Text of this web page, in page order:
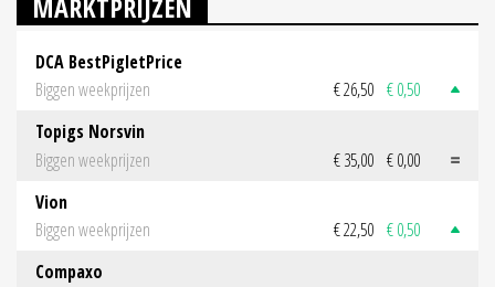
DCA BestPigletPrice
Biggen weekprijzen
€ 26,50 € 0,50
Topigs Norsvin
Biggen weekprijzen
€ 35,00 € 0,00
Vion
Biggen weekprijzen
€ 22,50 € 0,50
Compaxo